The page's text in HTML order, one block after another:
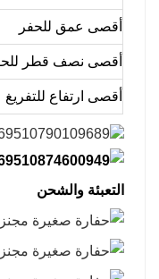
أقصى عمق للحفر
أقصى نصف قطر
أقصى ارتفاع للتفريغ
التعبئة والشحن